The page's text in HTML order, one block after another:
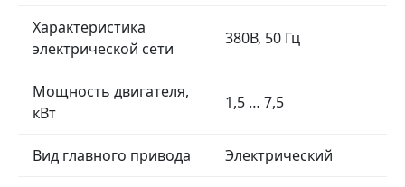
Характеристика
электрической сети
380В, 50 Гц
Мощность двигателя,
кВт
1,5 … 7,5
Вид главного привода Электрический